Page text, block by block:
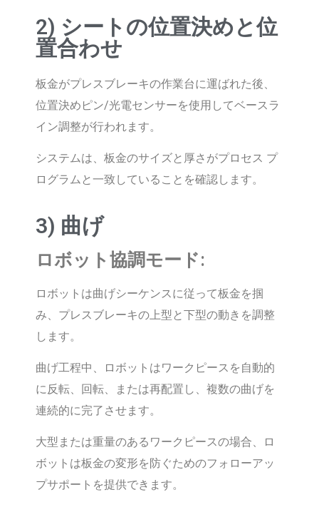
2) シートの位置決めと位
置合わせ
板金がプレスブレーキの作業台に運ばれた後、
位置決めピン/光電センサーを使用してベースラ
イン調整が行われます。
システムは、板金のサイズと厚さがプロセス プ
ログラムと一致していることを確認します。
3) 曲げ
ロボット協調モード:
ロボットは曲げシーケンスに従って板金を掴
み、プレスブレーキの上型と下型の動きを調整
します。
曲げ工程中、ロボットはワークピースを自動的
に反転、回転、または再配置し、複数の曲げを
連続的に完了させます。
大型または重量のあるワークピースの場合、ロ
ボットは板金の変形を防ぐためのフォローアッ
プサポートを提供できます。